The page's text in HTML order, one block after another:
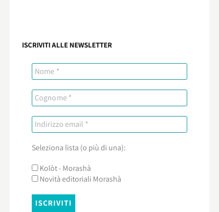
ISCRIVITI ALLE NEWSLETTER
Seleziona lista (o più di una):
Kolòt - Morashà
Novità editoriali Morashà